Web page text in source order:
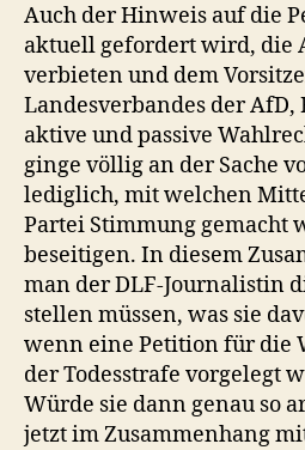
Auch der Hinweis auf die
aktuell gefordert wird, die
verbieten und dem
Landesverbandes der AfD,
aktive und passive
ginge völlig an der Sache
lediglich, mit welchen
Partei Stimmung gemacht
beseitigen. In diesem
man der DLF-Journalistin
stellen müssen, was sie
wenn eine Petition für die
der Todesstrafe vorgelegt
Würde sie dann genau so
jetzt im Zusammenhang